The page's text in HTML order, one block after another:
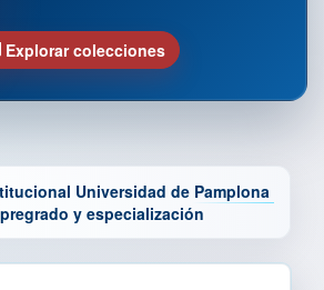
Explorar colecciones
Universidad de Pamplona
y especialización